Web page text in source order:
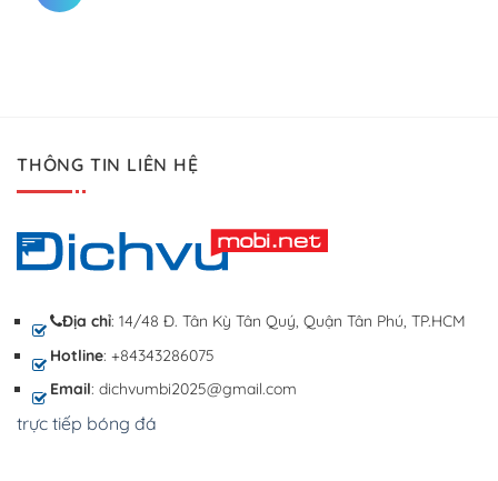
THÔNG TIN LIÊN HỆ
Địa chỉ: 14/48 Đ. Tân Kỳ Tân Quý, Quận Tân Phú, TP.HCM
Hotline: +84343286075
Email: dichvumbi2025@gmail.com
trực tiếp bóng đá